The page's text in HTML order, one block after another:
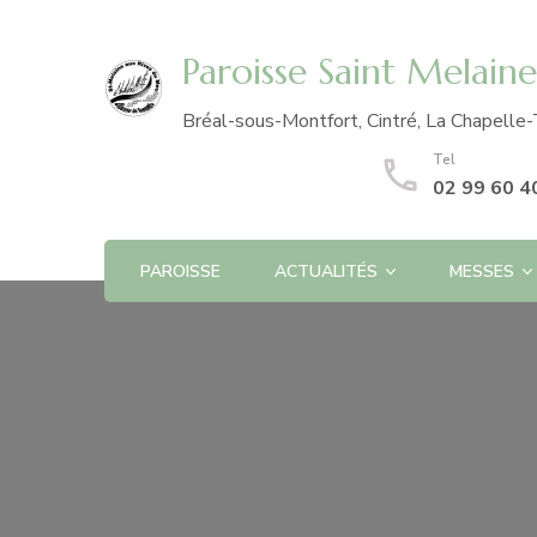
Paroisse Saint
Bréal-sous-Montfort, Cintré, La
Tel
02 99 60
PAROISSE ACTUALITÉS MESSES